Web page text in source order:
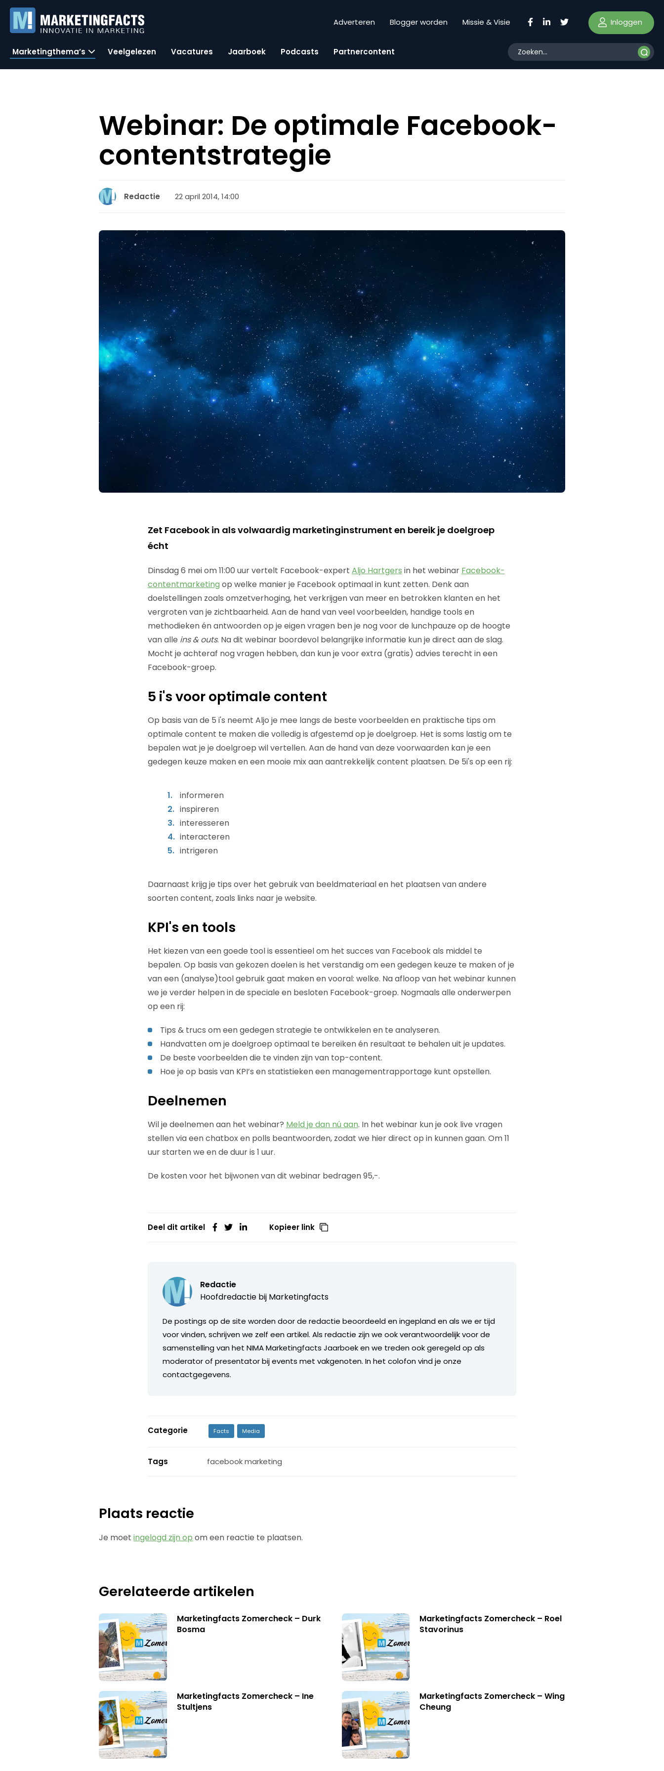
Adverteren Blogger worden Missie & Visie Inloggen
Marketingthema’s Veelgelezen Vacatures Jaarboek Podcasts Partnercontent
Webinar: De optimale Facebook-
contentstrategie
Redactie 22 april 2014, 14:00
Zet Facebook in als volwaardig marketinginstrument en bereik je doelgroep
écht
Dinsdag 6 mei om 11:00 uur vertelt Facebook-expert Aljo Hartgers in het webinar Facebook-
contentmarketing op welke manier je Facebook optimaal in kunt zetten. Denk aan
doelstellingen zoals omzetverhoging, het verkrijgen van meer en betrokken klanten en het
vergroten van je zichtbaarheid. Aan de hand van veel voorbeelden, handige tools en
methodieken én antwoorden op je eigen vragen ben je nog voor de lunchpauze op de hoogte
van alle ins & outs. Na dit webinar boordevol belangrijke informatie kun je direct aan de slag.
Mocht je achteraf nog vragen hebben, dan kun je voor extra (gratis) advies terecht in een
Facebook-groep.
5 i's voor optimale content
Op basis van de 5 i's neemt Aljo je mee langs de beste voorbeelden en praktische tips om
optimale content te maken die volledig is afgestemd op je doelgroep. Het is soms lastig om te
bepalen wat je je doelgroep wil vertellen. Aan de hand van deze voorwaarden kan je een
gedegen keuze maken en een mooie mix aan aantrekkelijk content plaatsen. De 5i's op een rij:
informeren
inspireren
interesseren
interacteren
intrigeren
Daarnaast krijg je tips over het gebruik van beeldmateriaal en het plaatsen van andere
soorten content, zoals links naar je website.
​KPI's en tools
Het kiezen van een goede tool is essentieel om het succes van Facebook als middel te
bepalen. Op basis van gekozen doelen is het verstandig om een gedegen keuze te maken of je
van een (analyse)tool gebruik gaat maken en vooral: welke. Na afloop van het webinar kunnen
we je verder helpen in de speciale en besloten Facebook-groep. Nogmaals alle onderwerpen
op een rij:
Tips & trucs om een gedegen strategie te ontwikkelen en te analyseren.
Handvatten om je doelgroep optimaal te bereiken én resultaat te behalen uit je updates.
De beste voorbeelden die te vinden zijn van top-content.
Hoe je op basis van KPI’s en statistieken een managementrapportage kunt opstellen.
Deelnemen
Wil je deelnemen aan het webinar? Meld je dan nú aan. In het webinar kun je ook live vragen
stellen via een chatbox en polls beantwoorden, zodat we hier direct op in kunnen gaan. Om 11
uur starten we en de duur is 1 uur.
De kosten voor het bijwonen van dit webinar bedragen 95,-.​
Deel dit artikel Kopieer link
Redactie
Hoofdredactie bij Marketingfacts
De postings op de site worden door de redactie beoordeeld en ingepland en als we er tijd
voor vinden, schrijven we zelf een artikel. Als redactie zijn we ook verantwoordelijk voor de
samenstelling van het NIMA Marketingfacts Jaarboek en we treden ook geregeld op als
moderator of presentator bij events met vakgenoten. In het colofon vind je onze
contactgegevens.
Categorie Facts Media
Tags facebook marketing
Plaats reactie
Je moetingelogd zijn op om een reactie te plaatsen.
Gerelateerde artikelen
Marketingfacts Zomercheck – Durk
Bosma
Marketingfacts Zomercheck – Roel
Stavorinus
Marketingfacts Zomercheck – Ine
Stultjens
Marketingfacts Zomercheck – Wing
Cheung